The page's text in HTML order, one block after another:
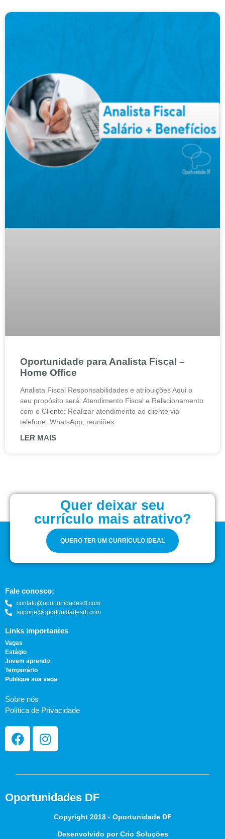
Oportunidade para Analista Fiscal –
Home Office
Analista Fiscal Responsabilidades e atribuições Aqui o
seu propósito será: Atendimento Fiscal e Relacionamento
com o Cliente: Realizar atendimento ao cliente via
telefone, WhatsApp, reuniões
LER MAIS
Quer deixar seu
currículo mais atrativo?
QUERO TER UM CURRÍCULO IDEAL
Fale conosco:
contato@oportunidadesdf.com
suporte@oportunidadesdf.com
Links importantes
Vagas
Estágio
Jovem aprendiz
Temporário
Publique sua vaga
Sobre nós
Política de Privacidade
Oportunidades DF
Copyright 2018 - Oportunidade DF
Desenvolvido por Crio Soluções